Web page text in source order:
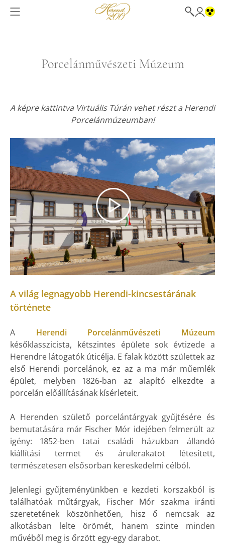
Porcelánművészeti Múzeum
A képre kattintva Virtuális Túrán vehet részt a Herendi
Porcelánmúzeumban!
A világ legnagyobb Herendi-kincsestárának
története
A Herendi Porcelánművészeti Múzeum
későklasszicista, kétszintes épülete sok évtizede a
Herendre látogatók úticélja. E falak között születtek az
első Herendi porcelánok, ez az a ma már műemlék
épület, melyben 1826-ban az alapító elkezdte a
porcelán előállításának kísérleteit.
A Herenden születő porcelántárgyak gyűjtésére és
bemutatására már Fischer Mór idejében felmerült az
igény: 1852-ben tatai családi házukban állandó
kiállítási termet és árulerakatot létesített,
természetesen elsősorban kereskedelmi célból.
Jelenlegi gyűjteményünkben e kezdeti korszakból is
találhatóak műtárgyak, Fischer Mór szakma iránti
szeretetének köszönhetően, hisz ő nemcsak az
alkotásban lelte örömét, hanem szinte minden
művéből meg is őrzött egy-egy darabot.